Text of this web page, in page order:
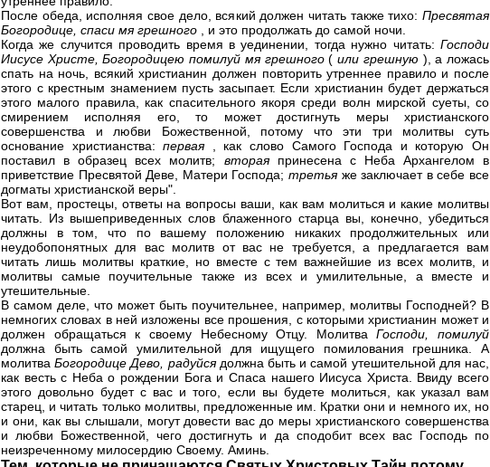
После обеда, исполняя свое дело, всякий должен читать также тихо: Пресвятая
Богородице, спаси мя грешного
, и это продолжать до самой ночи.
Когда же случится проводить время в уединении, тогда нужно читать: Господи
Иисусе Христе, Богородицею помилуй мя грешного(или грешную ), а ложась
спать на ночь, всякий христианин должен повторить утреннее правило и после
этого с крестным знамением пусть засыпает. Если христианин будет держаться
этого малого правила, как спасительного якоря среди волн мирской суеты, со
смирением исполняя его, то может достигнуть меры христианского
совершенства и любви Божественной, потому что эти три молитвы суть
основание христианства:первая
, как слово Самого Господа и которую Он
поставил в образец всех молитв; вторая принесена с Неба Архангелом в
приветствие Пресвятой Деве, Матери Господа; третья же заключает в себе все
догматы христианской веры".
Вот вам, простецы, ответы на вопросы ваши, как вам молиться и какие молитвы
читать. Из вышеприведенных слов блаженного старца вы, конечно, убедиться
должны в том, что по вашему положению никаких продолжительных или
неудобопонятных для вас молитв от вас не требуется, а предлагается вам
читать лишь молитвы краткие, но вместе с тем важнейшие из всех молитв, и
молитвы самые поучительные также из всех и умилительные, а вместе и
утешительные.
В самом деле, что может быть поучительнее, например, молитвы Господней? В
немногих словах в ней изложены все прошения, с которыми христианин может и
должен обращаться к своему Небесному Отцу. МолитваГосподи, помилуй
должна быть самой умилительной для ищущего помилования грешника. А
молитваБогородице Дево, радуйся должна быть и самой утешительной для нас,
как весть с Неба о рождении Бога и Спаса нашего Иисуса Христа. Ввиду всего
этого довольно будет с вас и того, если вы будете молиться, как указал вам
старец, и читать только молитвы, предложенные им. Кратки они и немного их, но
и они, как вы слышали, могут довести вас до меры христианского совершенства
и любви Божественной, чего достигнуть и да сподобит всех вас Господь по
неизреченному милосердию Своему. Аминь.